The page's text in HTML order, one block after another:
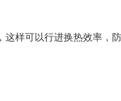
样可以行进换热效率，防